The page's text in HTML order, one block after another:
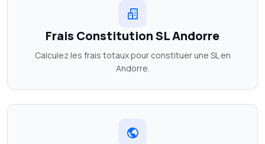
Frais Constitution SL Andorre
Calculez les frais totaux pour constituer une SL en
Andorre.